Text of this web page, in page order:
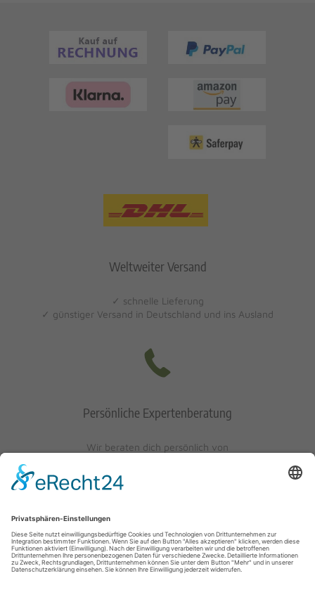
Weltweiter Versand
✓ schnelle Lieferung
✓ günstiger Versand in Deutschland und ins Ausland
Persönliche Expertenberatung
Wir beraten dich persönlich von
0621/405401-10